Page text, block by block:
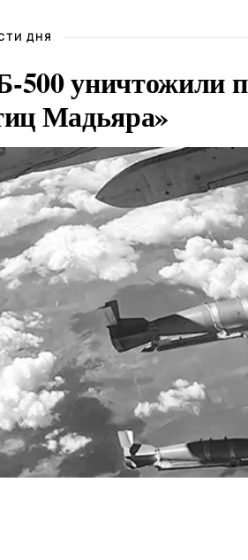
ДНЯ
уничтожили
Мадьяра»